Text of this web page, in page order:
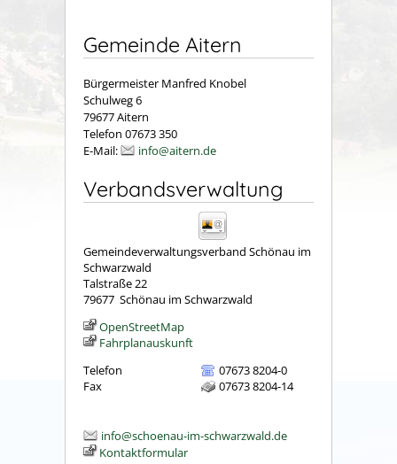
Gemeinde Aitern
Bürgermeister Manfred Knobel
Schulweg 6
79677 Aitern
Telefon 07673 350
E-Mail:
info@aitern.de
Verbandsverwaltung
Gemeindeverwaltungsverband Schönau im
Schwarzwald
Talstraße 22
79677 Schönau im Schwarzwald
OpenStreetMap
Fahrplanauskunft
Telefon
07673 8204-0
Fax
07673 8204-14
info@schoenau-im-schwarzwald.de
Kontaktformular